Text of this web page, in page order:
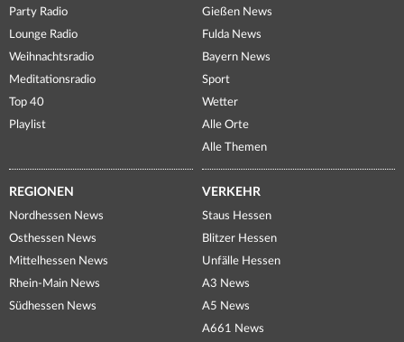
Party Radio
Lounge Radio
Weihnachtsradio
Meditationsradio
Top 40
Playlist
Gießen News
Fulda News
Bayern News
Sport
Wetter
Alle Orte
Alle Themen
REGIONEN
Nordhessen News
Osthessen News
Mittelhessen News
Rhein-Main News
Südhessen News
VERKEHR
Staus Hessen
Blitzer Hessen
Unfälle Hessen
A3 News
A5 News
A661 News